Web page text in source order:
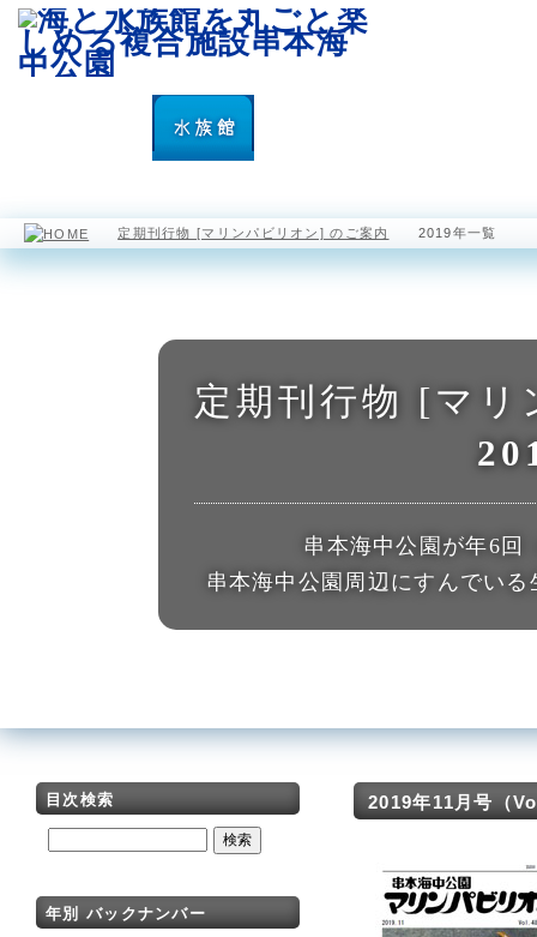
園内マップ
定期刊行物 [マリンパビリオン] のご案内 2019年一覧
定期刊行物 [マ
串本海中公園が年6回
串本海中公園周辺にすんでい
目次検索
年別 バックナンバー
2019年11月号（